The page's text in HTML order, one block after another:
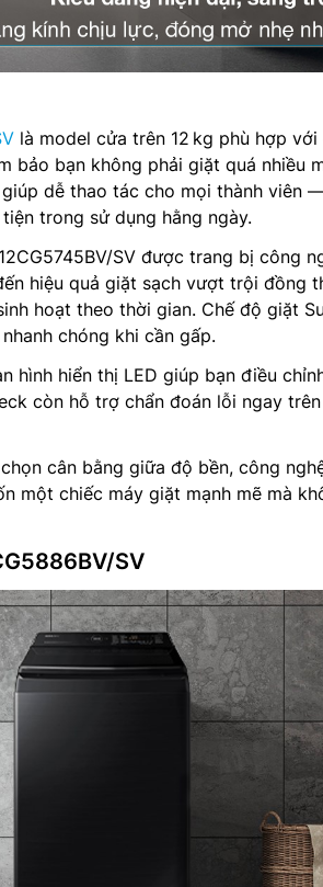
là model cửa trên 12 kg phù hợp với
bảo bạn không phải giặt quá nhiều
dễ thao tác cho mọi thành viên
trong sử dụng hằng ngày.
SV được trang bị công
hiệu quả giặt sạch vượt trội đồng
hoạt theo thời gian. Chế độ giặt
chóng khi cần gấp.
hình hiển thị LED giúp bạn điều
còn hỗ trợ chẩn đoán lỗi ngay
cân bằng giữa độ bền, công
một chiếc máy giặt mạnh mẽ mà
SV